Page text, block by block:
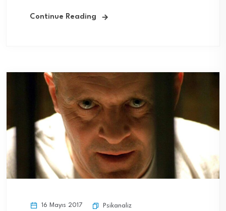
Continue Reading
16 Mayıs 2017 Psikanaliz